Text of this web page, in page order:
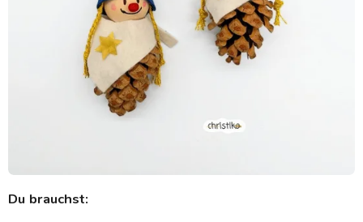
Du brauchst: